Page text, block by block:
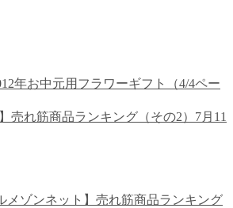
年お中元用フラワーギフト（4/4ペー
売れ筋商品ランキング（その2）7月11
メゾンネット】売れ筋商品ランキング